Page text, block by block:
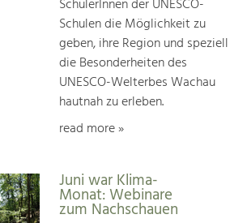
SchülerInnen der UNESCO-
Schulen die Möglichkeit zu
geben, ihre Region und speziell
die Besonderheiten des
UNESCO-Welterbes Wachau
hautnah zu erleben.
read more »
Juni war Klima-
Monat: Webinare
zum Nachschauen